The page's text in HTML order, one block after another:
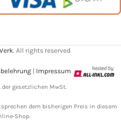
. All rights reserved
| Impressum
der gesetzlichen MwSt.
dem bisherigen Preis in diesem
Shop.